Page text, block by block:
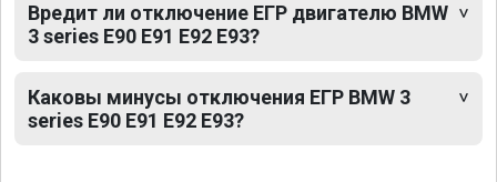
Вредит ли отключение ЕГР двигателю BMW
3 series E90 E91 E92 E93?
Каковы минусы отключения ЕГР BMW 3
series E90 E91 E92 E93?